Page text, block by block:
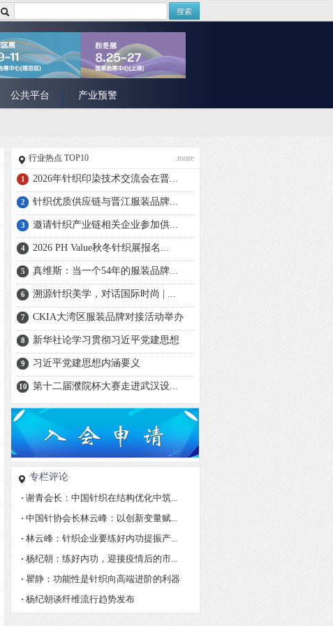
搜索
公共平台 产业预警
行业热点 TOP10 .more
1 2026年针织印染技术交流会在晋...
2 针织优质供应链与晋江服装品牌...
3 邀请针织产业链相关企业参加供...
4 2026 PH Value秋冬针织展报名...
5 真维斯：当一个54年的服装品牌...
6 溯源针织美学，对话国际时尚 | ...
7 CKIA大湾区服装品牌对接活动举办
8 新华社论学习贯彻习近平党建思想
9 习近平党建思想内涵要义
10 第十二届濮院杯大赛走进武汉设...
专栏评论
· 谢青会长：中国针织在结构优化中筑...
· 中国针协会长林云峰：以创新变量赋...
· 林云峰：针织企业要练好内功提振产...
· 杨纪朝：练好内功，迎接疫情后的市...
· 瞿静：功能性是针织向高端进阶的利器
· 杨纪朝谈纤维流行趋势发布